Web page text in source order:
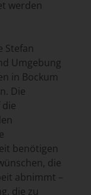
werden
Stefan
Umgebung
in Bockum
Die
benötigen
die
abnimmt –
die zu